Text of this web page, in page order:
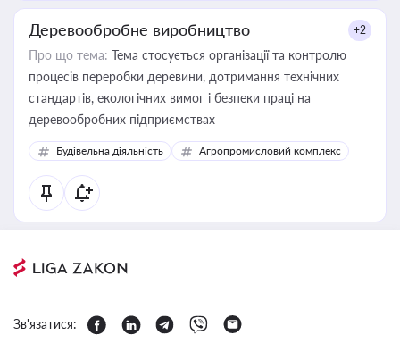
Деревообробне виробництво +2
Про що тема: Тема стосується організації та контролю
процесів переробки деревини, дотримання технічних
стандартів, екологічних вимог і безпеки праці на
деревообробних підприємствах
Будівельна діяльність Агропромисловий комплекс
Зв'язатися: